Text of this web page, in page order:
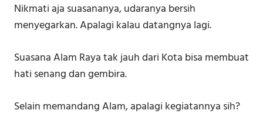
Nikmati aja suasananya, udaranya bersih
menyegarkan. Apalagi kalau datangnya lagi.
Suasana Alam Raya tak jauh dari Kota bisa membuat
hati senang dan gembira.
Selain memandang Alam, apalagi kegiatannya sih?